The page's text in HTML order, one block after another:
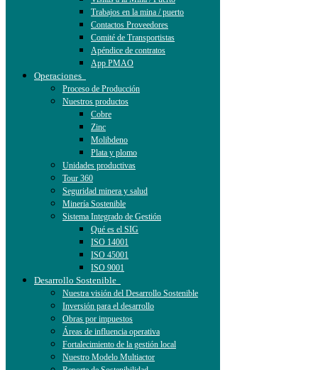
Trabajos en la mina / puerto
Contactos Proveedores
Comité de Transportistas
Apéndice de contratos
App PMAO
Operaciones
Proceso de Producción
Nuestros productos
Cobre
Zinc
Molibdeno
Plata y plomo
Unidades productivas
Tour 360
Seguridad minera y salud
Minería Sostenible
Sistema Integrado de Gestión
Qué es el SIG
ISO 14001
ISO 45001
ISO 9001
Desarrollo Sostenible
Nuestra visión del Desarrollo Sostenible
Inversión para el desarrollo
Obras por impuestos
Áreas de influencia operativa
Fortalecimiento de la gestión local
Nuestro Modelo Multiactor